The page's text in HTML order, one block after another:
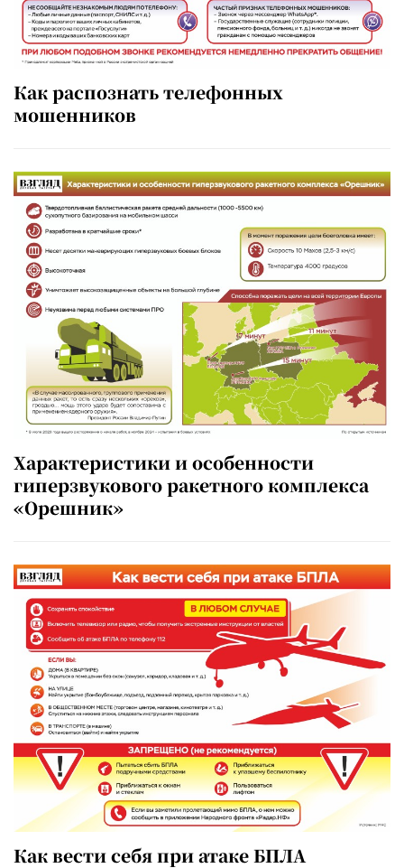
Как распознать телефонных
мошенников
Характеристики и особенности
гиперзвукового ракетного комплекса
«Орешник»
Как вести себя при атаке БПЛА